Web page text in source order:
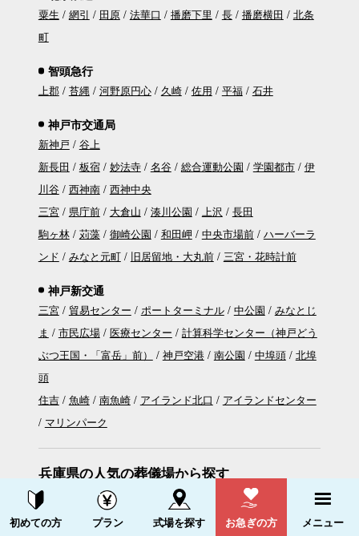
粟生 網引 田原 法華口 播磨下里 長 播磨横田
北条
町
智頭急行
上郡 苔縄 河野原円心 久崎 佐用 平福 石井
神戸市交通局
新神戸
谷上
新長田
板宿 妙法寺 名谷 総合運動公園 学園都市
伊
川谷
西神南
西神中央
三宮
県庁前 大倉山 湊川公園 上沢
長田
駒ヶ林
苅藻 御崎公園 和田岬 中央市場前
ハーバーラ
ンド
みなと元町 旧居留地・大丸前 三宮・花時計前
神戸新交通
三宮 貿易センター ポートターミナル 中公園
みなとじ
ま
市民広場 医療センター
計算科学センター（神戸どう
ぶつ王国・「富岳」前）
神戸空港 南公園 中埠頭
北埠
頭
住吉
魚崎 南魚崎 アイランド北口
アイランドセンター
マリンパーク
兵庫県の人気の葬儀場から探す
家族葬ホール新三田 家族葬ホール洲本
家族葬ホール尼崎
家族葬ホール今福
尼崎ホール
セレモニーハウス悠 たつ
資料請求する 電話をかける
初めての方 プラン 式場を探す お急ぎの方 メニュー